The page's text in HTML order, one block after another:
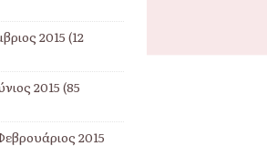
2015(12
2015(85
2015